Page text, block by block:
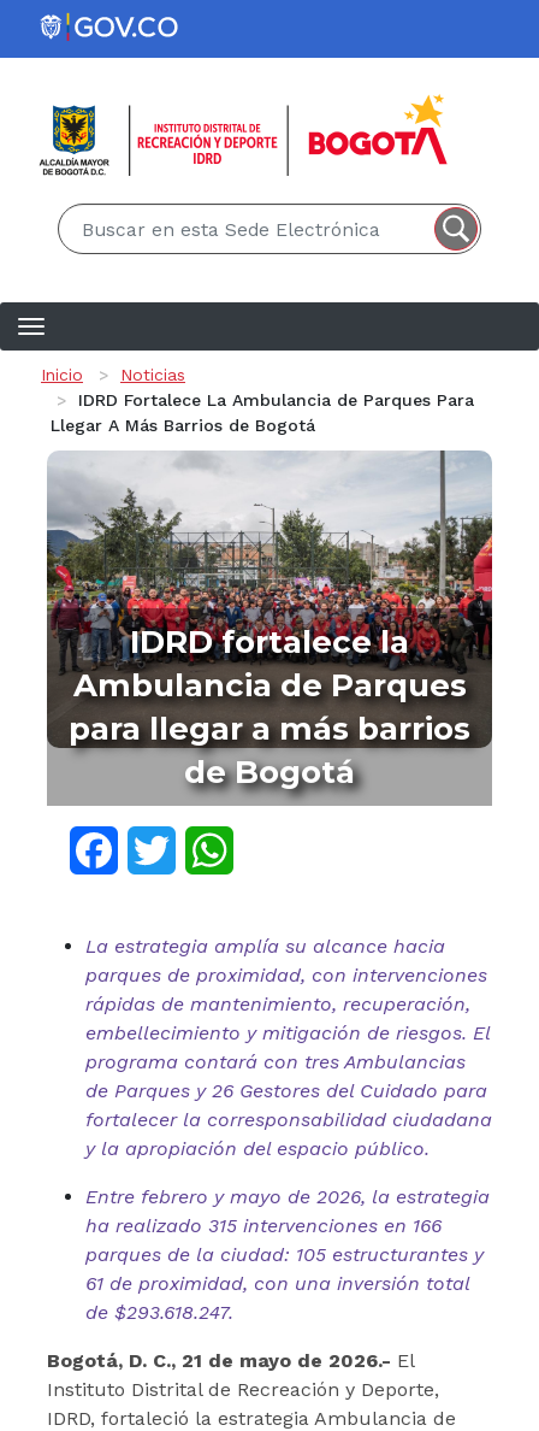
Pasar al contenido principal
Ruta de navegación
Inicio
Noticias
IDRD Fortalece La Ambulancia de Parques Para
Llegar A Más Barrios de Bogotá
IDRD fortalece la
Ambulancia de Parques
para llegar a más barrios
de Bogotá
FacebookTwitter
La estrategia amplía su alcance hacia
parques de proximidad, con intervenciones
rápidas de mantenimiento, recuperación,
embellecimiento y mitigación de riesgos. El
programa contará con tres Ambulancias
de Parques y 26 Gestores del Cuidado para
fortalecer la corresponsabilidad ciudadana
y la apropiación del espacio público.
Entre febrero y mayo de 2026, la estrategia
ha realizado 315 intervenciones en 166
parques de la ciudad: 105 estructurantes y
61 de proximidad, con una inversión total
de $293.618.247.
Bogotá, D. C., 21 de mayo de 2026.- El
Instituto Distrital de Recreación y Deporte,
IDRD, fortaleció la estrategia Ambulancia de